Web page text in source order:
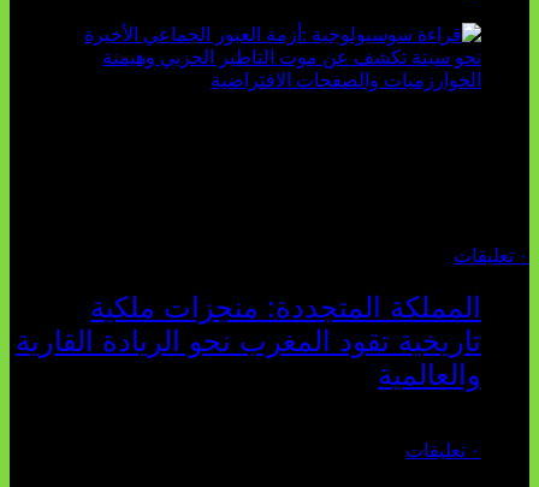
٠ تعليقات
المملكة المتجددة: منجزات ملكية
تاريخية تقود المغرب نحو الريادة القارية
والعالمية
٠ تعليقات